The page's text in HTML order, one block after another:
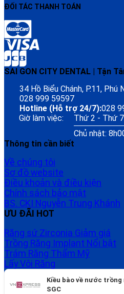
ĐỐI TÁC THANH TOÁN
SAI GON CITY DENTAL | Tận
34 Hồ Biểu Chánh, P.11, Phú
028 999 59597
Hotline (Hỗ trợ 24/7):028
Giờ làm việc:
Thứ 2 - Thứ
Chủ nhật:
Thông tin cần biết
Về chúng tôi
Sơ đồ website
Điều khoản và điều kiện
Chính sách bảo mật
BS. CKI Nguyễn Trung Khánh
ƯU ĐÃI HOT
Răng sứ Zirconia
Trồng Răng Implant
Trám Răng Thẩm Mỹ
Lấy Vôi Răng
Kiều bào về nước
SGC